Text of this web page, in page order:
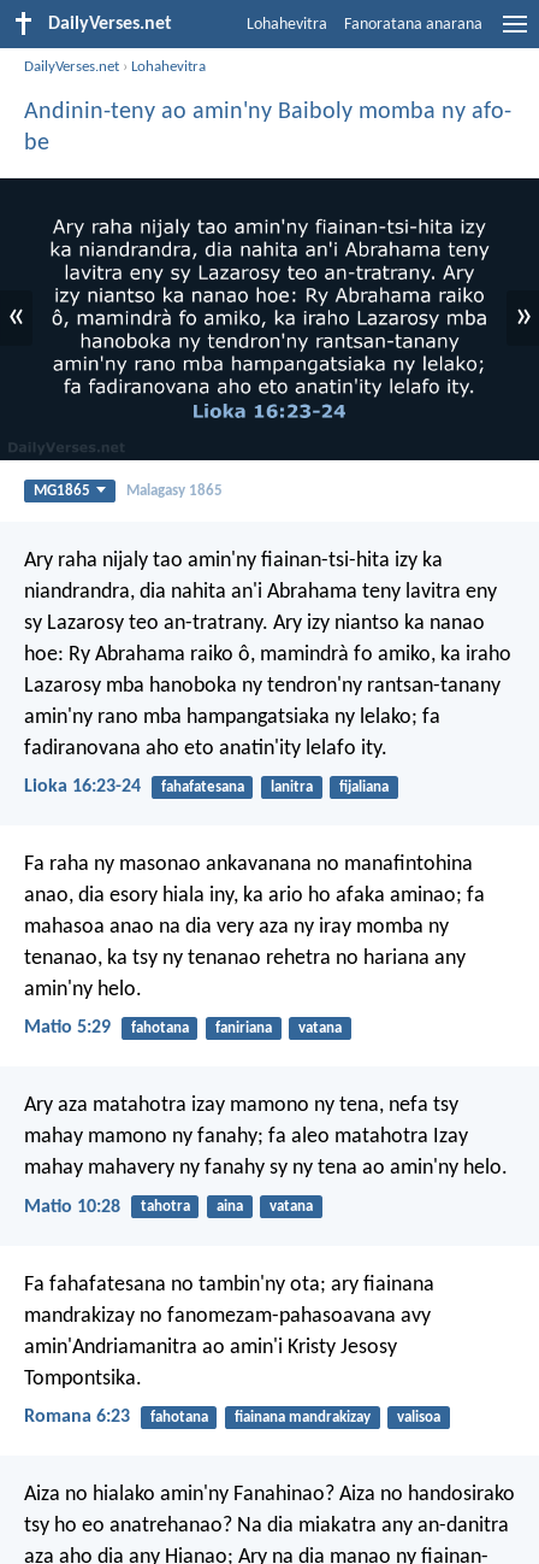
DailyVerses.net Lohahevitra Fanoratana anarana
DailyVerses.net ›Lohahevitra
Andinin-teny ao amin'ny Baiboly momba ny afo-
be
« »
MG1865 Malagasy 1865
Ary raha nijaly tao amin'ny fiainan-tsi-hita izy ka
niandrandra, dia nahita an'i Abrahama teny lavitra eny
sy Lazarosy teo an-tratrany. Ary izy niantso ka nanao
hoe: Ry Abrahama raiko ô, mamindrà fo amiko, ka iraho
Lazarosy mba hanoboka ny tendron'ny rantsan-tanany
amin'ny rano mba hampangatsiaka ny lelako; fa
fadiranovana aho eto anatin'ity lelafo ity.
Lioka 16:23-24 fahafatesana lanitra fijaliana
Fa raha ny masonao ankavanana no manafintohina
anao, dia esory hiala iny, ka ario ho afaka aminao; fa
mahasoa anao na dia very aza ny iray momba ny
tenanao, ka tsy ny tenanao rehetra no hariana any
amin'ny helo.
Matio 5:29 fahotana faniriana vatana
Ary aza matahotra izay mamono ny tena, nefa tsy
mahay mamono ny fanahy; fa aleo matahotra Izay
mahay mahavery ny fanahy sy ny tena ao amin'ny helo.
Matio 10:28 tahotra aina vatana
Fa fahafatesana no tambin'ny ota; ary fiainana
mandrakizay no fanomezam-pahasoavana avy
amin'Andriamanitra ao amin'i Kristy Jesosy
Tompontsika.
Romana 6:23 fahotana fiainana mandrakizay valisoa
Aiza no hialako amin'ny Fanahinao? Aiza no handosirako
tsy ho eo anatrehanao? Na dia miakatra any an-danitra
aza aho dia any Hianao; Ary na dia manao ny fiainan-